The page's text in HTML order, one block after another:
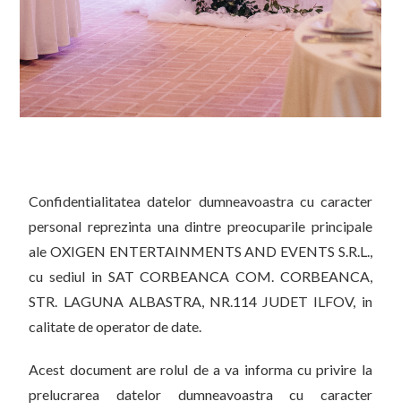
Confidentialitatea datelor dumneavoastra cu caracter
personal reprezinta una dintre preocuparile principale
ale OXIGEN ENTERTAINMENTS AND EVENTS S.R.L.,
cu sediul in SAT CORBEANCA COM. CORBEANCA,
STR. LAGUNA ALBASTRA, NR.114 JUDET ILFOV, in
calitate de operator de date.
Acest document are rolul de a va informa cu privire la
prelucrarea datelor dumneavoastra cu caracter